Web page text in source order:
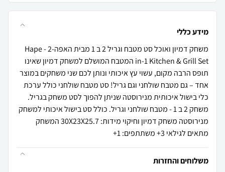
מידע כללי
משחק דמיון ואוכל סט מטבח וגריל 2 ב 1 מבית האפהHape - 2-
in-1 Kitchen & Grill Set המטבח המושלם למשחק דמיון שאינו
תופס הרבה מקום, עשוי עץ איכותי ונותן לכם שני משחקים במוצר
אחד – גם מטבח שולחני וגם גריל! סט מטבח שולחני כולל ערכת
כלי בישול איכותית מנירוסטה שניתן להפוך לסט משחק בגריל.
משחק 2 ב 1 - מטבח שולחני וגריל. כולל סט בישול איכותי למשחק
מנירוסטה משחק דמיון וחיקוי מידות: 30X23X25.7 המשחק
מתאים לגילאי 3+ משתתפים: 1+
משלוחים והחזרות